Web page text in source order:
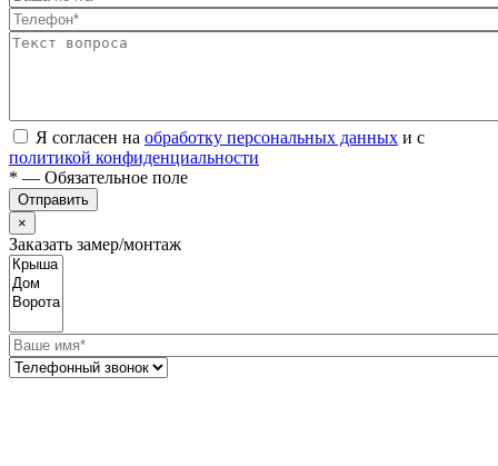
Я согласен на обработку персональных данных и с
политикой конфиденциальности
* — Обязательное поле
Отправить
×
Заказать замер/монтаж